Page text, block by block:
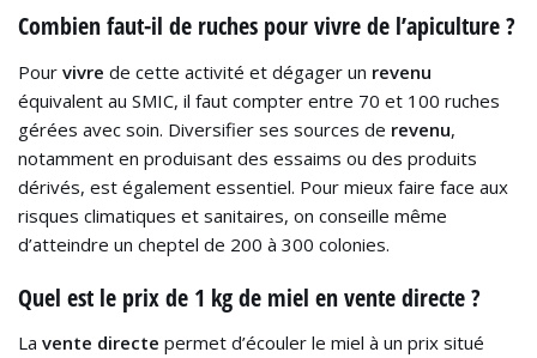
Combien faut-il de ruches pour vivre de l’apiculture ?
Pour vivre de cette activité et dégager un revenu
équivalent au SMIC, il faut compter entre 70 et 100 ruches
gérées avec soin. Diversifier ses sources de revenu,
notamment en produisant des essaims ou des produits
dérivés, est également essentiel. Pour mieux faire face aux
risques climatiques et sanitaires, on conseille même
d’atteindre un cheptel de 200 à 300 colonies.
Quel est le prix de 1 kg de miel en vente directe ?
La vente directe permet d’écouler le miel à un prix situé